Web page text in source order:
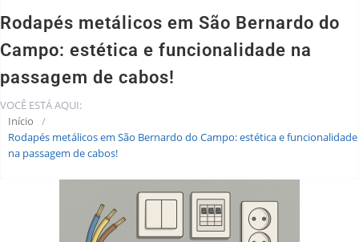
Rodapés metálicos em São Bernardo do
Campo: estética e funcionalidade na
passagem de cabos!
VOCÊ ESTÁ AQUI:
Início
/
Rodapés metálicos em São Bernardo do Campo: estética e funcionalidade
na passagem de cabos!